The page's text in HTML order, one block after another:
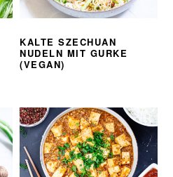
KALTE SZECHUAN
NUDELN MIT GURKE
(VEGAN)